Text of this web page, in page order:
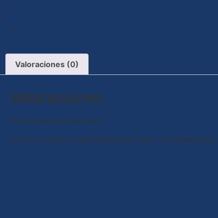
Valoraciones (0)
Valoraciones
No hay valoraciones aún.
Solo los usuarios registrados que hayan comprado